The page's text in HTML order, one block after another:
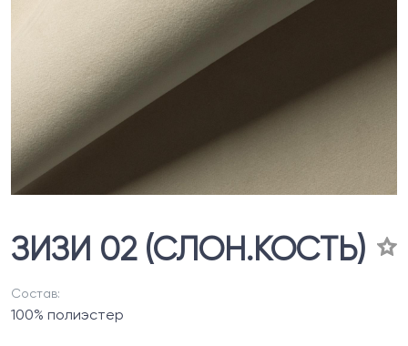
ЗИЗИ 02 (СЛОН.КОСТЬ)
Состав:
100% полиэстер